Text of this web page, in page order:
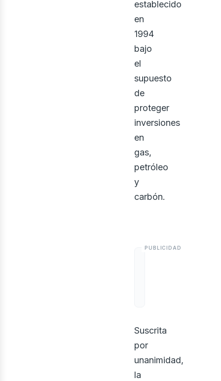
establecido
en
1994
bajo
el
supuesto
de
proteger
inversiones
en
gas,
petróleo
y
carbón.
Suscrita
por
unanimidad,
la